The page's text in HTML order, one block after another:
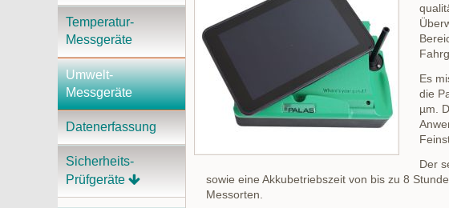
Es
die
µm.
Der
sowie eine Akkubetriebszeit von bis zu 8
Messorten.
Temperatur-
Messgeräte
Umwelt-
Messgeräte
Datenerfassung
Sicherheits-
Prüfgeräte